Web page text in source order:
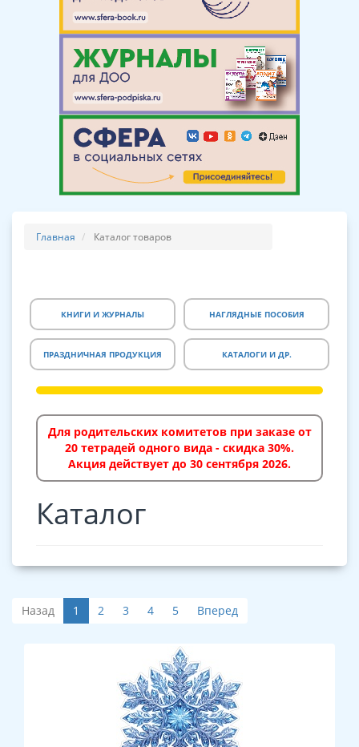
Главная Каталог товаров
КНИГИ И ЖУРНАЛЫ НАГЛЯДНЫЕ ПОСОБИЯ
ПРАЗДНИЧНАЯ ПРОДУКЦИЯ КАТАЛОГИ И ДР.
Для родительских комитетов при заказе от
20 тетрадей одного вида - скидка 30%.
Акция действует до 30 сентября 2026.
Каталог
Назад 1 2 3 4 5 Вперед